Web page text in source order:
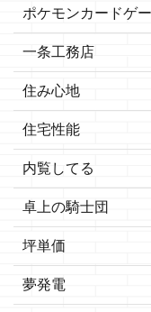
ポケモンカードゲ
一条工務店
住み心地
住宅性能
内覧してる
卓上の騎士団
坪単価
夢発電